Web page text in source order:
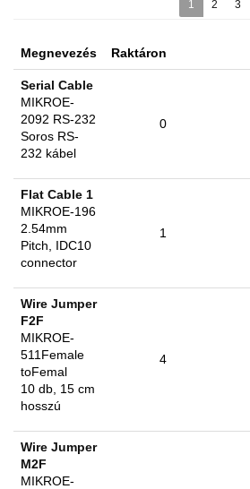
1 2 3
Megnevezés Raktáron
Serial Cable
MIKROE-
2092 RS-232
Soros RS-
232 kábel
0
Flat Cable 1
MIKROE-196
2.54mm
Pitch, IDC10
connector
1
Wire Jumper
F2F
MIKROE-
511Female
toFemal
10 db, 15 cm
hosszú
4
Wire Jumper
M2F
MIKROE-